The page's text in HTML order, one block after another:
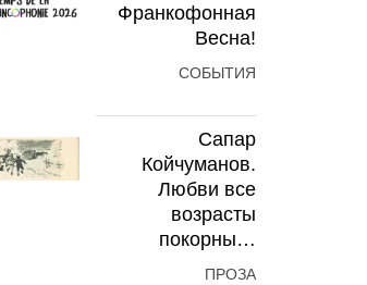
Франкофонная
Весна!
СОБЫТИЯ
Сапар
Койчуманов.
Любви все
возрасты
покорны…
ПРОЗА